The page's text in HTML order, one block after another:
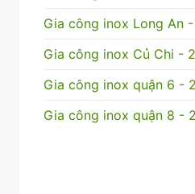
Gia công inox Long An
Gia công inox Củ Chi -
Gia công inox quận 6 -
Gia công inox quận 8 -